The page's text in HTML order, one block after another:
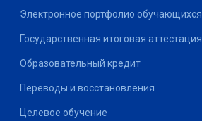
Электронное портфолио обучающихся
Государственная итоговая аттестация
Образовательный кредит
Переводы и восстановления
Целевое обучение